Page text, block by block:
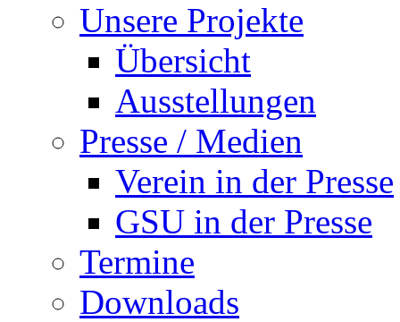
Unsere Projekte
Übersicht
Ausstellungen
Presse / Medien
Verein in der Presse
GSU in der Presse
Termine
Downloads